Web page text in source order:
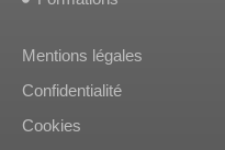
Mentions légales
Confidentialité
Cookies